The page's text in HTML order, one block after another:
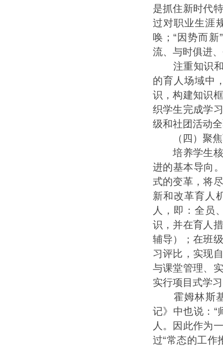
是抓住新时代
过对职业生涯
唤；“因势而
流、与时俱进
注重知识和
的育人场域中
识，构建知识
织学生完成学
级和社团活动
（四）聚焦
培养学生核
进的基本导向
式的变革，将
新和改革育人
人，即：全员
识，并在育人
辅导）；在班
习评比，实现
与课堂管理、
实行项目式学
霍姆林斯基
记》中也说：“
人。因此作为
过“常态的工作